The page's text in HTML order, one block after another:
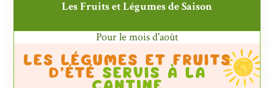
Les Fruits et Légumes de Saison
Pour le mois d'août